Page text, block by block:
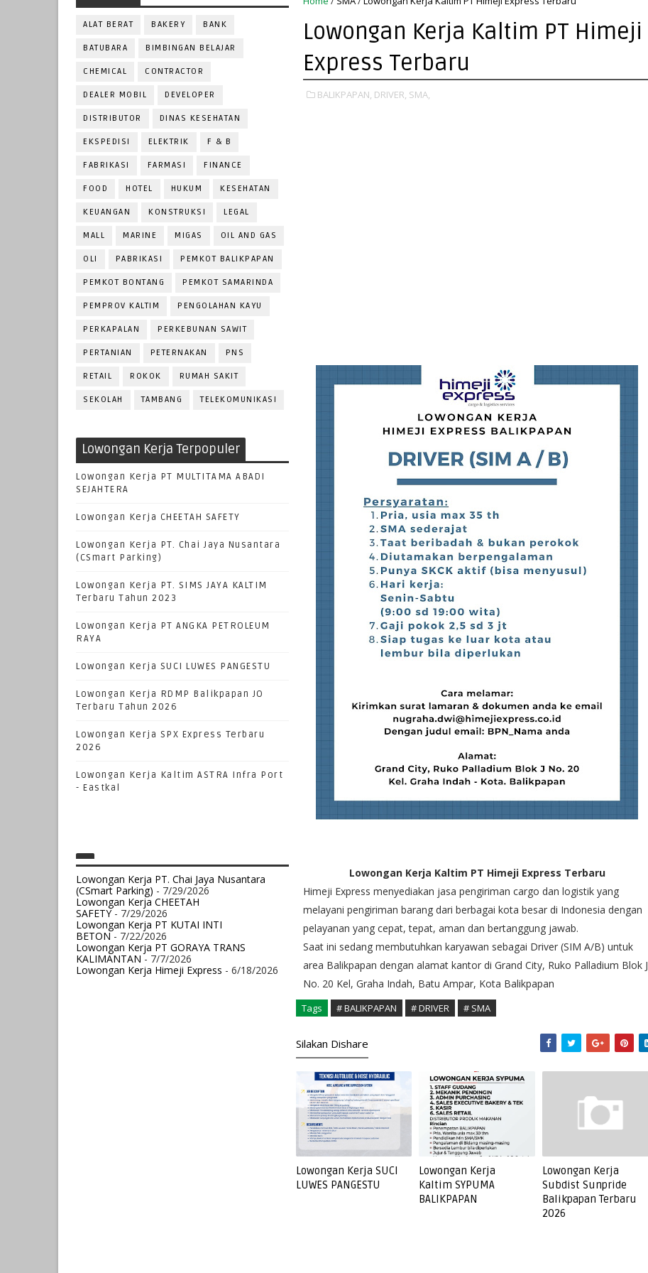
ALAT BERAT BAKERY BANK
BATUBARA BIMBINGAN BELAJAR
CHEMICAL CONTRACTOR
DEALER MOBIL DEVELOPER
DISTRIBUTOR DINAS KESEHATAN
EKSPEDISI ELEKTRIK F & B
FABRIKASI FARMASI FINANCE
FOOD HOTEL HUKUM KESEHATAN
KEUANGAN KONSTRUKSI LEGAL
MALL MARINE MIGAS OIL AND GAS
OLI PABRIKASI PEMKOT BALIKPAPAN
PEMKOT BONTANG PEMKOT SAMARINDA
PEMPROV KALTIM PENGOLAHAN KAYU
PERKAPALAN PERKEBUNAN SAWIT
PERTANIAN PETERNAKAN PNS
RETAIL ROKOK RUMAH SAKIT
SEKOLAH TAMBANG TELEKOMUNIKASI
Lowongan Kerja Terpopuler
Lowongan Kerja PT MULTITAMA ABADI
SEJAHTERA
Lowongan Kerja CHEETAH SAFETY
Lowongan Kerja PT. Chai Jaya Nusantara
(CSmart Parking)
Lowongan Kerja PT. SIMS JAYA KALTIM
Terbaru Tahun 2023
Lowongan Kerja PT ANGKA PETROLEUM
RAYA
Lowongan Kerja SUCI LUWES PANGESTU
Lowongan Kerja RDMP Balikpapan JO
Terbaru Tahun 2026
Lowongan Kerja SPX Express Terbaru
2026
Lowongan Kerja Kaltim ASTRA Infra Port
- Eastkal
Lowongan Kerja PT. Chai Jaya Nusantara
(CSmart Parking) - 7/29/2026
Lowongan Kerja CHEETAH
SAFETY- 7/29/2026
Lowongan Kerja PT KUTAI INTI
BETON- 7/22/2026
Lowongan Kerja PT GORAYA TRANS
KALIMANTAN- 7/7/2026
Lowongan Kerja Himeji Express - 6/18/2026
Lowongan Kerja Kaltim PT Himeji
Express Terbaru
BALIKPAPAN, DRIVER, SMA,
Lowongan Kerja Kaltim PT Himeji Express Terbaru
Himeji Express menyediakan jasa pengiriman cargo dan logistik yang
melayani pengiriman barang dari berbagai kota besar di Indonesia dengan
pelayanan yang cepat, tepat, aman dan bertanggung jawab.
Saat ini sedang membutuhkan karyawan sebagai Driver (SIM A/B) untuk
area Balikpapan dengan alamat kantor di Grand City, Ruko Palladium Blok J
No. 20 Kel, Graha Indah, Batu Ampar, Kota Balikpapan
Tags # BALIKPAPAN # DRIVER # SMA
Silakan Dishare
Lowongan Kerja SUCI
LUWES PANGESTU
Lowongan Kerja
Kaltim SYPUMA
BALIKPAPAN
Lowongan Kerja
Subdist Sunpride
Balikpapan Terbaru
2026